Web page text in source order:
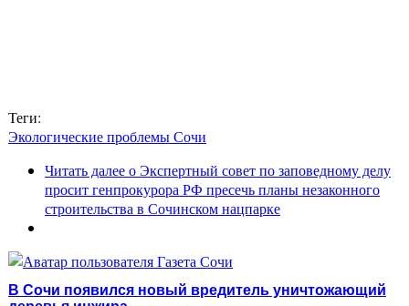
Теги:
Экологические проблемы Сочи
Читать далеео Экспертный совет по заповедному делу
просит генпрокурора РФ пресечь планы незаконного
строительства в Сочинском нацпарке
В Сочи появился новый вредитель уничтожающий